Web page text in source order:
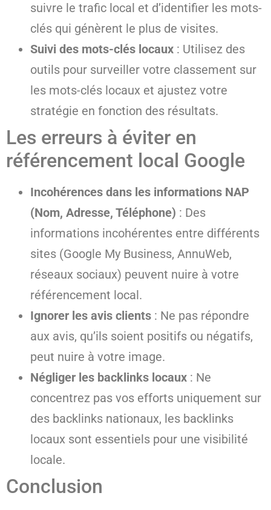
suivre le trafic local et d’identifier les mots-
clés qui génèrent le plus de visites.
Suivi des mots-clés locaux : Utilisez des
outils pour surveiller votre classement sur
les mots-clés locaux et ajustez votre
stratégie en fonction des résultats.
Les erreurs à éviter en
référencement local Google
Incohérences dans les informations NAP
(Nom, Adresse, Téléphone) : Des
informations incohérentes entre différents
sites (Google My Business, AnnuWeb,
réseaux sociaux) peuvent nuire à votre
référencement local.
Ignorer les avis clients : Ne pas répondre
aux avis, qu’ils soient positifs ou négatifs,
peut nuire à votre image.
Négliger les backlinks locaux : Ne
concentrez pas vos efforts uniquement sur
des backlinks nationaux, les backlinks
locaux sont essentiels pour une visibilité
locale.
Conclusion